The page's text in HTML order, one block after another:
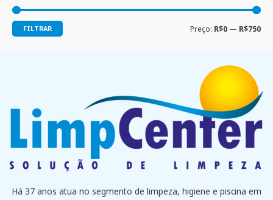
FILTRAR Preço: R$0 — R$750
Há 37 anos atua no segmento de limpeza, higiene e piscina em